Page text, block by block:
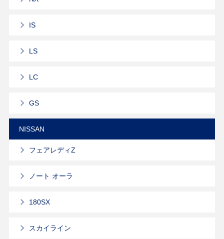
IS
LS
LC
GS
NISSAN
フェアレディZ
ノート オーラ
180SX
スカイライン